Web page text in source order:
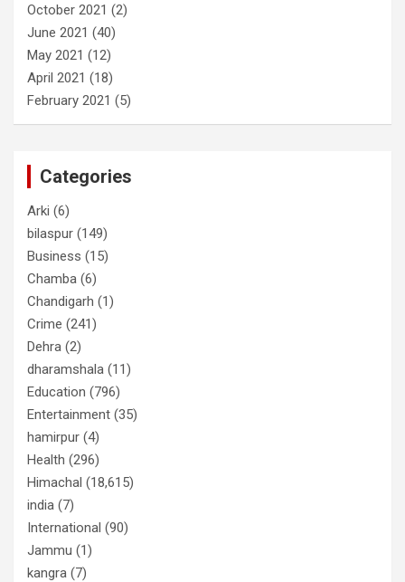
October 2021 (2)
June 2021 (40)
May 2021 (12)
April 2021 (18)
February 2021 (5)
Categories
Arki (6)
bilaspur (149)
Business (15)
Chamba (6)
Chandigarh (1)
Crime (241)
Dehra (2)
dharamshala (11)
Education (796)
Entertainment (35)
hamirpur (4)
Health (296)
Himachal (18,615)
india (7)
International (90)
Jammu (1)
kangra (7)